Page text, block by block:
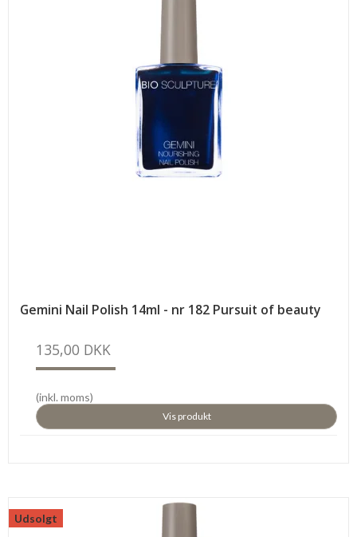
Gemini Nail Polish 14ml - nr 182 Pursuit of beauty
135,00 DKK
(inkl. moms)
Vis produkt
Udsolgt